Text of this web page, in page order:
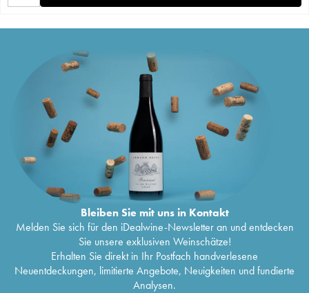
Bleiben Sie mit uns in Kontakt
Melden Sie sich für den iDealwine-Newsletter an und entdecken
Sie unsere exklusiven Weinschätze!
Erhalten Sie direkt in Ihr Postfach handverlesene
Neuentdeckungen, limitierte Angebote, Neuigkeiten und fundierte
Analysen.